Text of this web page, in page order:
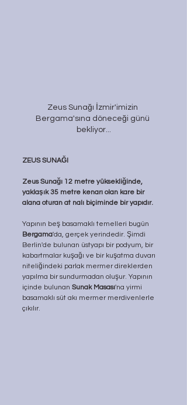
Zeus Sunağı İzmir'imizin
Bergama'sına döneceği günü
bekliyor...
ZEUS SUNAĞI
Zeus Sunağı 12 metre yüksekliğinde,
yaklaşık 35 metre kenarı olan kare bir
alana oturan at nalı biçiminde bir yapıdır.
Yapının beş basamaklı temelleri bugün
Bergama'da, gerçek yerinde­dir. Şimdi
Berlin'de bulunan üstyapı bir podyum, bir
kabartmalar kuşağı ve bir kuşatma duvarı
niteliğindeki parlak mermer direklerden
yapılma bir sundurmadan oluşur. Yapının
içinde bulunan Sunak Masası'na yirmi
basamaklı süt akı mermer merdivenlerle
çıkılır.